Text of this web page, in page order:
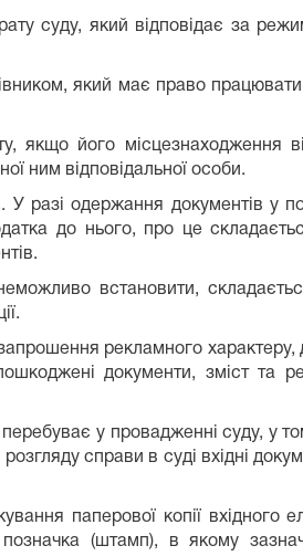
суду, який відповідає за
який має право
якщо його місцезнаходження
ним відповідальної особи.
разі одержання документів у
до нього, про це
встановити,
рекламного характеру,
документи, зміст та
у провадженні суду, у
справи в суді вхідні
паперової копії вхідного
(штамп), в якому